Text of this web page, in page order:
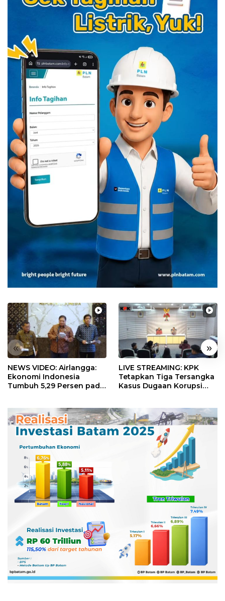
« »
NEWS VIDEO: Airlangga:
Ekonomi Indonesia
Tumbuh 5,29 Persen pada
LIVE STREAMING: KPK
Tetapkan Tiga Tersangka
Kasus Dugaan Korupsi